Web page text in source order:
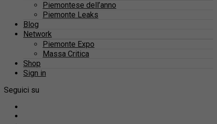
Piemontese dell’anno
Piemonte Leaks
Blog
Network
Piemonte Expo
Massa Critica
Shop
Sign in
Seguici su